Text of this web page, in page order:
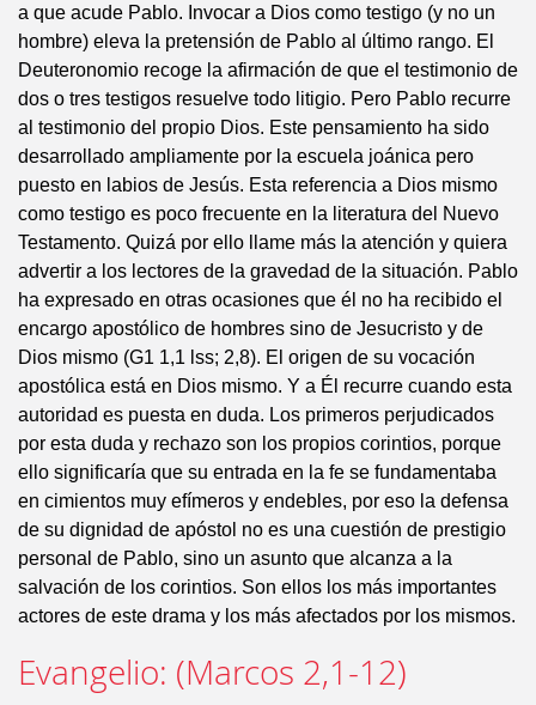
a que acude Pablo. Invocar a Dios como testigo (y no un
hombre) eleva la pretensión de Pablo al último rango. El
Deuteronomio recoge la afirmación de que el testimonio de
dos o tres testigos resuelve todo litigio. Pero Pablo recurre
al testimonio del propio Dios. Este pensamiento ha sido
desarrollado ampliamente por la escuela joánica pero
puesto en labios de Jesús. Esta referencia a Dios mismo
como testigo es poco frecuente en la literatura del Nuevo
Testamento. Quizá por ello llame más la atención y quiera
advertir a los lectores de la gravedad de la situación. Pablo
ha expresado en otras ocasiones que él no ha recibido el
encargo apostólico de hombres sino de Jesucristo y de
Dios mismo (G1 1,1 lss; 2,8). El origen de su vocación
apostólica está en Dios mismo. Y a Él recurre cuando esta
autoridad es puesta en duda. Los primeros perjudicados
por esta duda y rechazo son los propios corintios, porque
ello significaría que su entrada en la fe se fundamentaba
en cimientos muy efímeros y endebles, por eso la defensa
de su dignidad de apóstol no es una cuestión de prestigio
personal de Pablo, sino un asunto que alcanza a la
salvación de los corintios. Son ellos los más importantes
actores de este drama y los más afectados por los mismos.
Evangelio: (Marcos 2,1-12)